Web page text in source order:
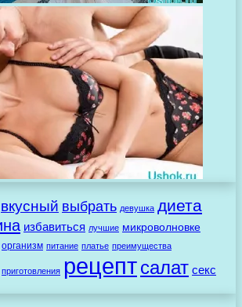
вкусный выбрать девушка диета
избавиться лучшие микроволновке
организм питание платье преимущества
приготовления рецептсалат секс